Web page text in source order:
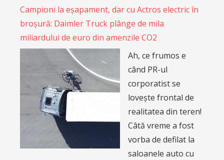
Campioni la eșapament, dar cu Actros electric în
broșură: Daimler Truck plânge de mila
miliardului de euro din amenzile CO2
Ah, ce frumos e
când PR-ul
corporatist se
lovește frontal de
realitatea din teren!
Câtă vreme a fost
vorba de defilat la
saloanele auto cu